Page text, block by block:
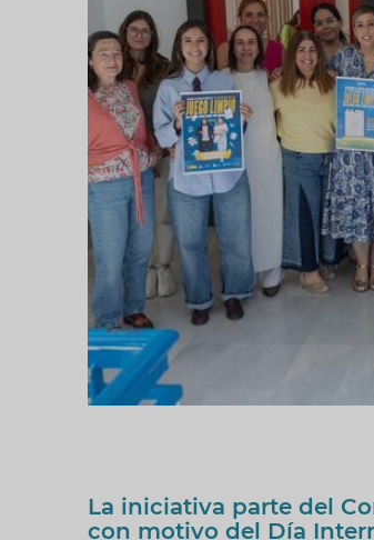
La iniciativa parte del
con motivo del Día